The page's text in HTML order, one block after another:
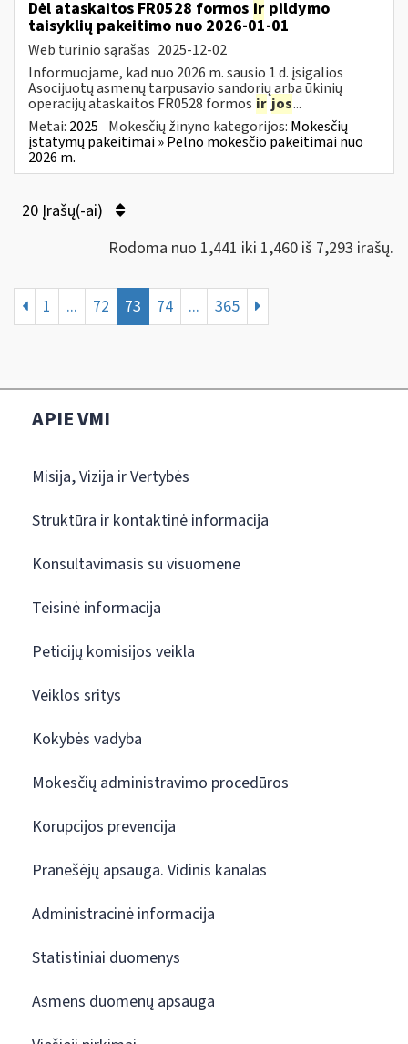
Dėl ataskaitos FR0528 formos ir pildymo
taisyklių pakeitimo nuo 2026-01-01
Web turinio sąrašas 2025-12-02
Informuojame, kad nuo 2026 m. sausio 1 d. įsigalios
Asocijuotų asmenų tarpusavio sandorių arba ūkinių
operacijų ataskaitos FR0528 formos ir jos...
Metai: 2025 Mokesčių žinyno kategorijos: Mokesčių
įstatymų pakeitimai » Pelno mokesčio pakeitimai nuo
2026 m.
20 Įrašų(-ai)
Rodoma nuo 1,441 iki 1,460 iš 7,293 irašų.
1 ... 72 73 74 ... 365
APIE VMI
Misija, Vizija ir Vertybės
Struktūra ir kontaktinė informacija
Konsultavimasis su visuomene
Teisinė informacija
Peticijų komisijos veikla
Veiklos sritys
Kokybės vadyba
Mokesčių administravimo procedūros
Korupcijos prevencija
Pranešėjų apsauga. Vidinis kanalas
Administracinė informacija
Statistiniai duomenys
Asmens duomenų apsauga